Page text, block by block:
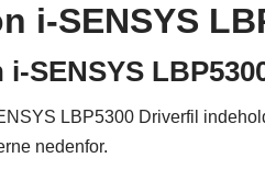
i-SENSYS
i-SENSYS
LBP5300 Driverfil
nedenfor.